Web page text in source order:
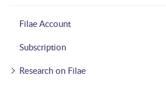
Filae Account
Subscription
Research on Filae